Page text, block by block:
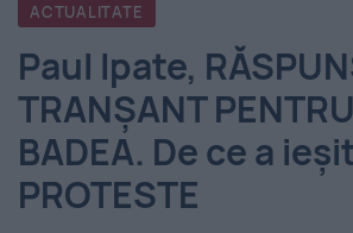
România
-
Evenimentul
Zilei
ACTUALITATE
Paul Ipate,
TRANȘANT
BADEA. De ce a
PROTESTE